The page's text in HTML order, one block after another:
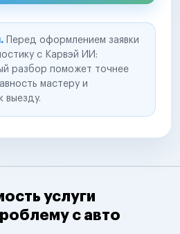
Перед оформлением заявки
с Карвэй ИИ:
разбор поможет точнее
мастеру и
выезду.
услуги
с авто